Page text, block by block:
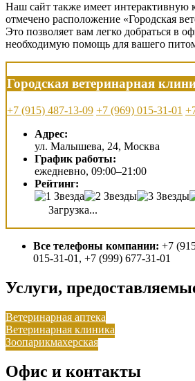
Наш сайт также имеет интерактивную
отмечено расположение «Городская
Это позволяет вам легко добраться в
необходимую помощь для вашего
Городская ветеринарная
+7 (915) 487-13-09 +7 (969) 015-31-01
Адрес:
ул. Малышева, 24, Москва
График работы:
ежедневно, 09:00–21:00
Рейтинг:
Загрузка...
Все телефоны компании: +7
015-31-01, +7 (999) 677-31-01
Услуги,
Ветеринарная аптека
Ветеринарная клиника
Зоопарикмахерская
Офис и контакты